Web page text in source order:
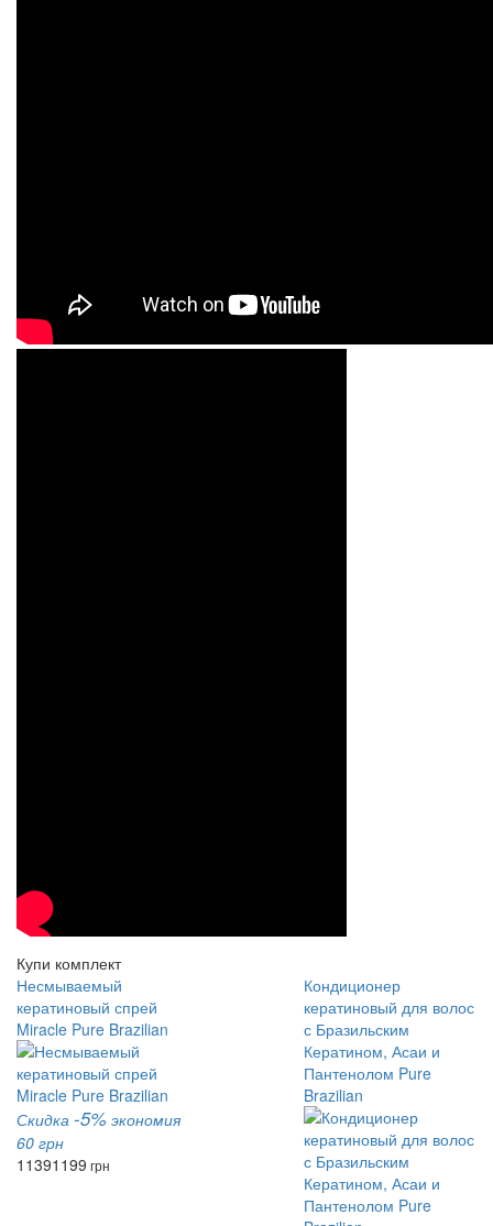
Купи комплект
Несмываемый
кератиновый спрей
Miracle Pure Brazilian
Скидка -5% экономия
60 грн
11391199 грн
Кондиционер
кератиновый для волос
с Бразильским
Кератином, Асаи и
Пантенолом Pure
Brazilian